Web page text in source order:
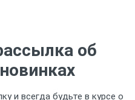
об
и всегда будьте в курсе о